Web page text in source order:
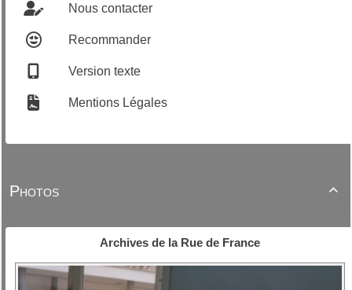
Nous contacter
Recommander
Version texte
Mentions Légales

Photos
Archives de la Rue de France